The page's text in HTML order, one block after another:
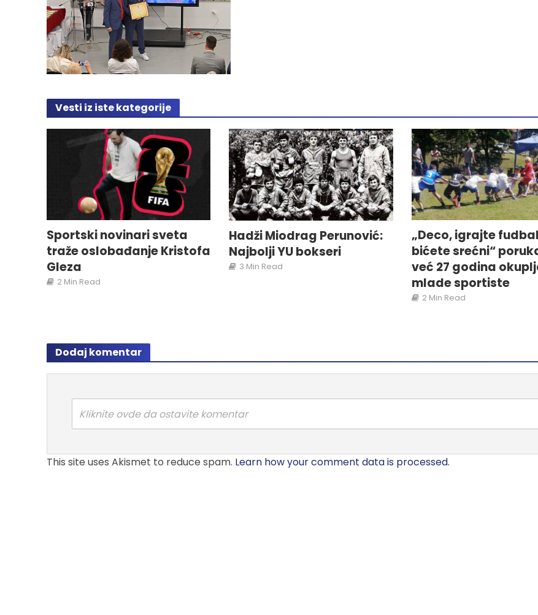
Vesti iz iste kategorije
Sportski novinari sveta
traže oslobađanje Kristofa
Gleza
2 Min Read
Hadži Miodrag Perunović:
Najbolji YU bokseri
3 Min Read
„Deco, igrajte
bićete srećni“
već 27 godina
mlade sportiste
2 Min Read
Dodaj komentar
Kliknite ovde da ostavite komentar
This site uses Akismet to reduce spam. Learn how your comment data is processed.